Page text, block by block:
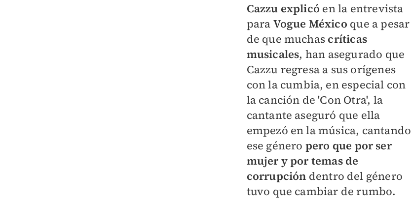
Cazzu explicó en la entrevista
para Vogue México que a pesar
de que muchas críticas
musicales, han asegurado que
Cazzu regresa a sus orígenes
con la cumbia, en especial con
la canción de 'Con Otra', la
cantante aseguró que ella
empezó en la música, cantando
ese género pero que por ser
mujer y por temas de
corrupción dentro del género
tuvo que cambiar de rumbo.